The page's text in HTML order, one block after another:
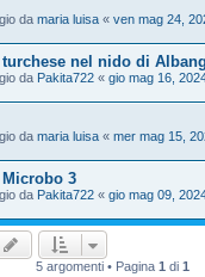
da maria luisa « ven mag 24,
nel nido di
da Pakita722 « gio mag 16,
da maria luisa « mer mag 15,
3
da Pakita722 « gio mag 09,
5 argomenti • Pagina 1 di 1